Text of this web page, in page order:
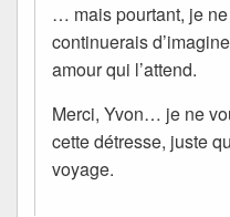
… mais pourtant, je
continuerais
amour qui l’attend.
Merci, Yvon… je ne
cette détresse, juste
voyage.